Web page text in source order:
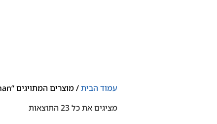
עמוד הבית/ מוצרים המתויגים “Leatherman”
מציגים את כל ⁦23⁩ התוצאות